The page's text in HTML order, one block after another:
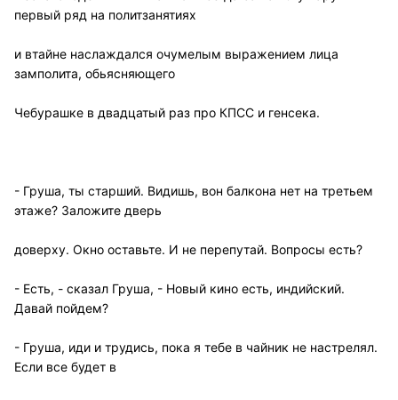
первый ряд на политзанятиях
и втайне наслаждался очумелым выражением лица
замполита, обьясняющего
Чебурашке в двадцатый раз про КПСС и генсека.
- Груша, ты старший. Видишь, вон балкона нет на третьем
этаже? Заложите дверь
доверху. Окно оставьте. И не перепутай. Вопросы есть?
- Есть, - сказал Груша, - Новый кино есть, индийский.
Давай пойдем?
- Груша, иди и трудись, пока я тебе в чайник не настрелял.
Если все будет в